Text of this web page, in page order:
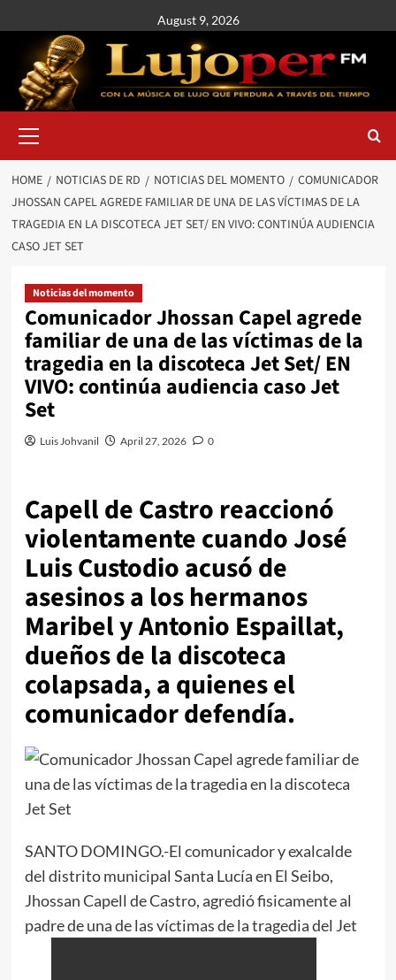
August 9, 2026
HOME NOTICIAS DE RD NOTICIAS DEL MOMENTO
COMUNICADOR
JHOSSAN CAPEL AGREDE FAMILIAR DE UNA DE LAS VÍCTIMAS DE LA
TRAGEDIA EN LA DISCOTECA JET SET/ EN VIVO: CONTINÚA AUDIENCIA
CASO JET SET
Noticias del momento
Comunicador Jhossan Capel agrede
familiar de una de las víctimas de la
tragedia en la discoteca Jet Set/ EN
VIVO: continúa audiencia caso Jet
Set
Luis Johvanil April 27, 2026 0
Capell de Castro reaccionó
violentamente cuando José
Luis Custodio acusó de
asesinos a los hermanos
Maribel y Antonio Espaillat,
dueños de la discoteca
colapsada, a quienes el
comunicador defendía.
SANTO DOMINGO.-El comunicador y exalcalde
del distrito municipal Santa Lucía en El Seibo,
Jhossan Capell de Castro, agredió fisicamente al
padre de una de las víctimas de la tragedia del Jet